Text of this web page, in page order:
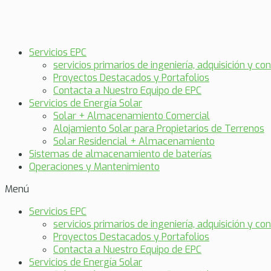
Servicios EPC
servicios primarios de ingeniería, adquisición y
Proyectos Destacados y Portafolios
Contacta a Nuestro Equipo de EPC
Servicios de Energía Solar
Solar + Almacenamiento Comercial
Alojamiento Solar para Propietarios de Terrenos
Solar Residencial + Almacenamiento
Sistemas de almacenamiento de baterías
Operaciones y Mantenimiento
Menú
Servicios EPC
servicios primarios de ingeniería, adquisición y
Proyectos Destacados y Portafolios
Contacta a Nuestro Equipo de EPC
Servicios de Energía Solar